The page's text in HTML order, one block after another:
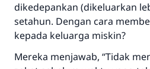
dikedepankan (dikeluarkan
setahun. Dengan cara
kepada keluarga miskin?
Mereka menjawab, “Tidak